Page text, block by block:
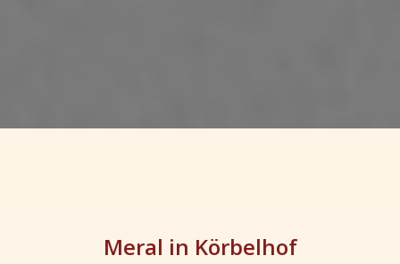
Meral in Körbelhof